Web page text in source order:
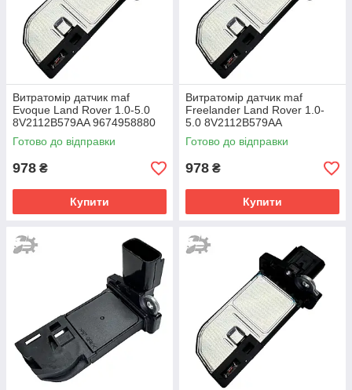
Витратомір датчик maf
Evoque Land Rover 1.0-5.0
8V2112B579AA 9674958880
1516668
Готово до відправки
978 ₴
Купити
Витратомір датчик maf
Freelander Land Rover 1.0-
5.0 8V2112B579AA
9674958880 1516668
Готово до відправки
978 ₴
Купити